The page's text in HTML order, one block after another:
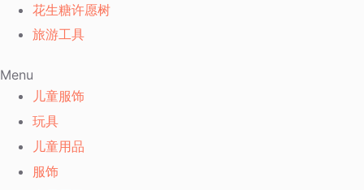
花生糖许愿树
旅游工具
Menu
儿童服饰
玩具
儿童用品
服饰